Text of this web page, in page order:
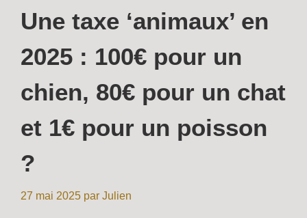
Une taxe ‘animaux’ en
2025 : 100€ pour un
chien, 80€ pour un chat
et 1€ pour un poisson
?
27 mai 2025 par Julien